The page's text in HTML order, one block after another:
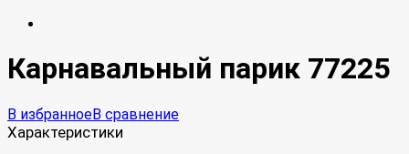
Карнавальный парик 77225
В избранноеВ сравнение
Характеристики